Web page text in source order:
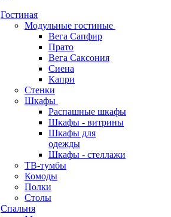
Гостиная
Модульные гостиные
Вега Сапфир
Прато
Вега Саксония
Сиена
Капри
Стенки
Шкафы
Распашные шкафы
Шкафы - витрины
Шкафы для
одежды
Шкафы - стеллажи
ТВ-тумбы
Комоды
Полки
Столы
Спальня